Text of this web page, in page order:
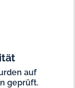
auf
geprüft.